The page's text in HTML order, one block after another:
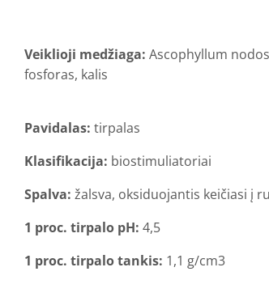
Veiklioji medžiaga: Ascophyllum
fosforas, kalis
Pavidalas: tirpalas
Klasifikacija: biostimuliatoriai
Spalva: žalsva, oksiduojantis keičiasi į
1 proc. tirpalo pH: 4,5
1 proc. tirpalo tankis: 1,1 g/cm3